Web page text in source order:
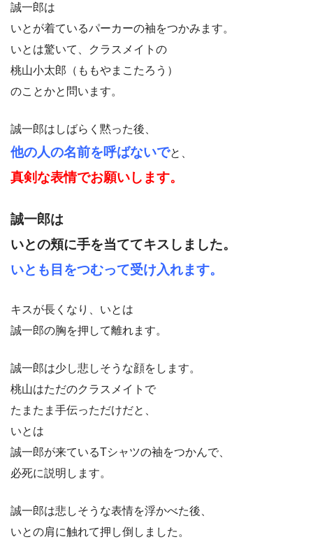
誠一郎は
いとが着ているパーカーの袖をつかみます。
いとは驚いて、クラスメイトの
桃山小太郎（ももやまこたろう）
のことかと問います。
誠一郎はしばらく黙った後、
他の人の名前を呼ばないでと、
真剣な表情でお願いします。
誠一郎は
いとの頬に手を当ててキスしました。
いとも目をつむって受け入れます。
キスが長くなり、いとは
誠一郎の胸を押して離れます。
誠一郎は少し悲しそうな顔をします。
桃山はただのクラスメイトで
たまたま手伝っただけだと、
いとは
誠一郎が来ているTシャツの袖をつかんで、
必死に説明します。
誠一郎は悲しそうな表情を浮かべた後、
いとの肩に触れて押し倒しました。